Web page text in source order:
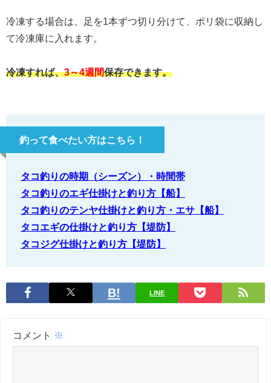
冷凍する場合は、足を1本ずつ切り分けて、ポリ袋に収納し
て冷凍庫に入れます。
冷凍すれば、3～4週間保存できます。
釣って食べたい方はこちら！
タコ釣りの時期（シーズン）・時間帯
タコ釣りのエギ仕掛けと釣り方【船】
タコ釣りのテンヤ仕掛けと釣り方・エサ【船】
タコエギの仕掛けと釣り方【堤防】
タコジグ仕掛けと釣り方【堤防】
LINE
コメント ※